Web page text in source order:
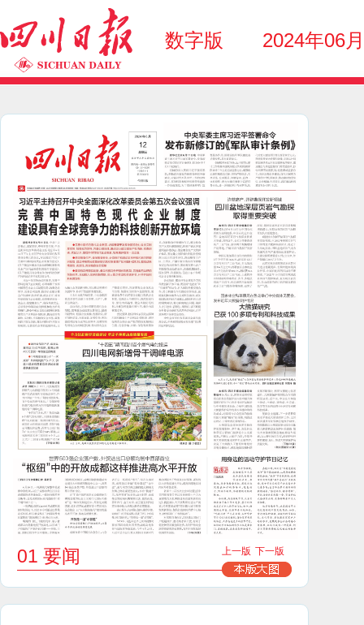
数字版 2024年06
01 要闻 上一版 下一版